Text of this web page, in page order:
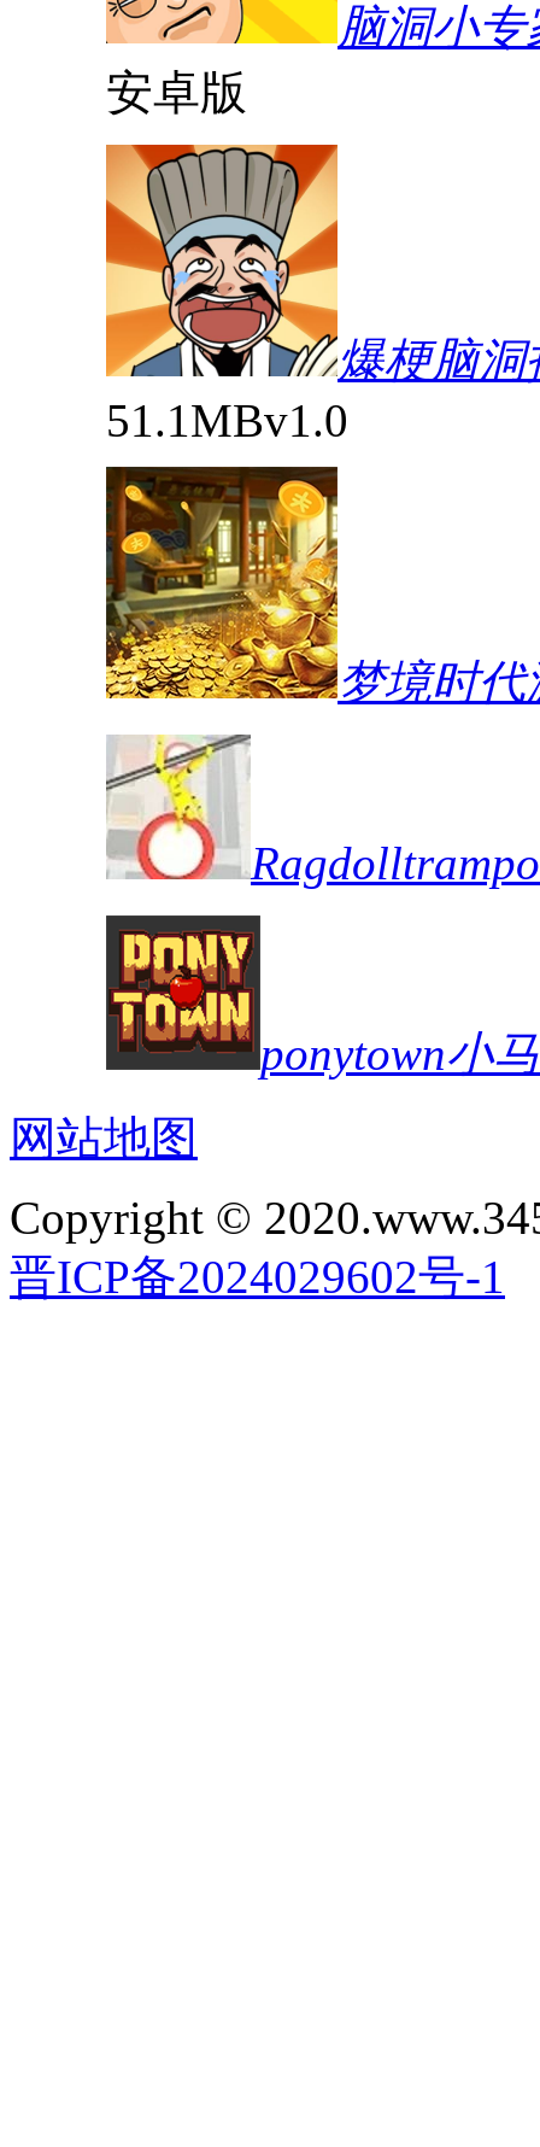
脑洞小
安卓版
爆梗脑
51.1MBv1.0
梦境时
ponytown小
网站地图
Copyright ©
晋ICP备2024029602号-1